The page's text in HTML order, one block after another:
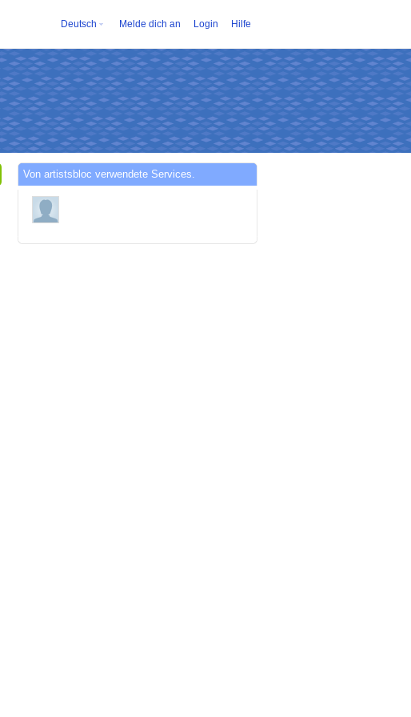
Deutsch Melde dich an Login Hilfe
Von artistsbloc verwendete Services.